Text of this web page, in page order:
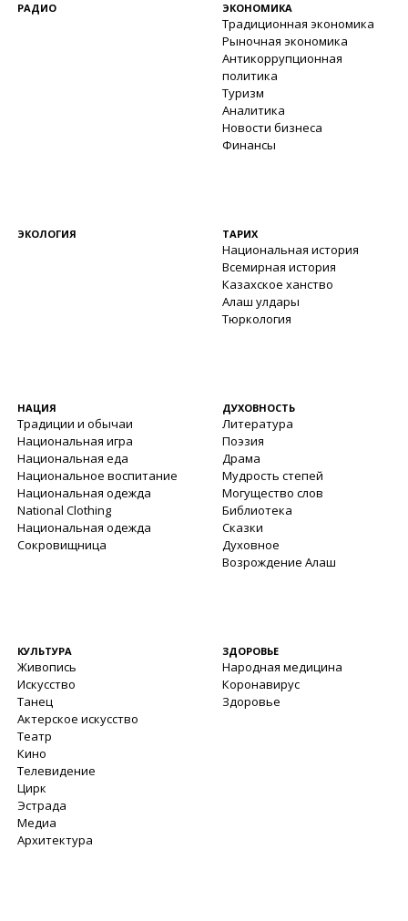
РАДИО ЭКОНОМИКА
Традиционная экономика
Рыночная экономика
Антикоррупционная
политика
Туризм
Аналитика
Новости бизнеса
Финансы
ЭКОЛОГИЯ ТАРИХ
Национальная история
Всемирная история
Казахское ханство
Алаш улдары
Тюркология
НАЦИЯ
Традиции и обычаи
Национальная игра
Национальная еда
Национальное воспитание
Национальная одежда
National Clothing
Национальная одежда
Сокровищница
ДУХОВНОСТЬ
Литература
Поэзия
Драма
Мудрость степей
Могущество слов
Библиотека
Сказки
Духовное
Возрождение Алаш
КУЛЬТУРА
Живопись
Искусство
Танец
Актерское искусство
Театр
Кино
Телевидение
Цирк
Эстрада
Медиа
Архитектура
ЗДОРОВЬЕ
Народная медицина
Коронавирус
Здоровье